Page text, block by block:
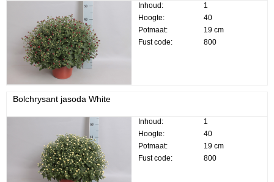
Inhoud:
1
Hoogte:
40
Potmaat:
19 cm
Fust code:
800
Bolchrysant jasoda White
Inhoud:
1
Hoogte:
40
Potmaat:
19 cm
Fust code:
800